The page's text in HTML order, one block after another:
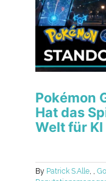
Pokémon
Hat das
Welt für
By Patrick S.Alle ,